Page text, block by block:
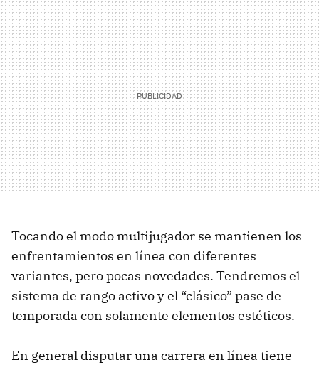
Tocando el modo multijugador se mantienen los
enfrentamientos en línea con diferentes
variantes, pero pocas novedades. Tendremos el
sistema de rango activo y el “clásico” pase de
temporada con solamente elementos estéticos.
En general disputar una carrera en línea tiene